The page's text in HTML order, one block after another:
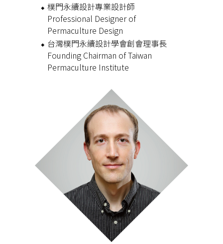
樸門永續設計專業設計師
Professional Designer of
Permaculture Design
台灣樸門永續設計學會創會理事長
Founding Chairman of Taiwan
Permaculture Institute